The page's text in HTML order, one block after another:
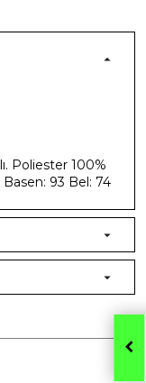
Poliester 100%
93 Bel: 74